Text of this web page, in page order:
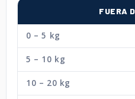
FUERA
0 – 5 kg
5 – 10 kg
10 – 20 kg